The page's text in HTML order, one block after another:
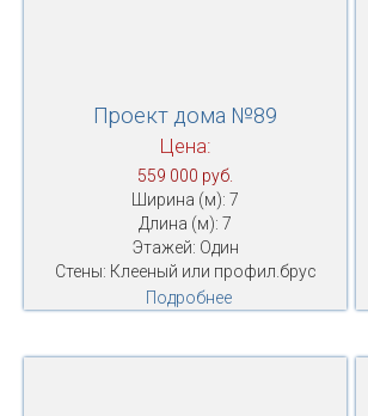
Проект дома №89
Цена:
559 000 руб.
Ширина (м): 7
Длина (м): 7
Этажей: Один
Стены: Клееный или профил.брус
Подробнее